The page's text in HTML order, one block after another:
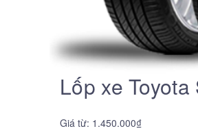
Lốp xe
Giá từ: 1.450.000₫